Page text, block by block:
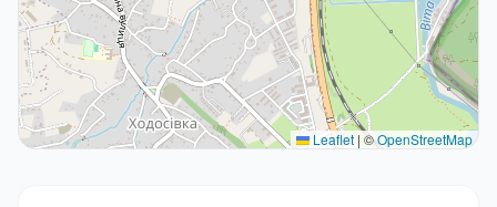
Leaflet | ©OpenStreetMap